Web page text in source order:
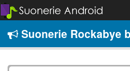
Suonerie Rockabye